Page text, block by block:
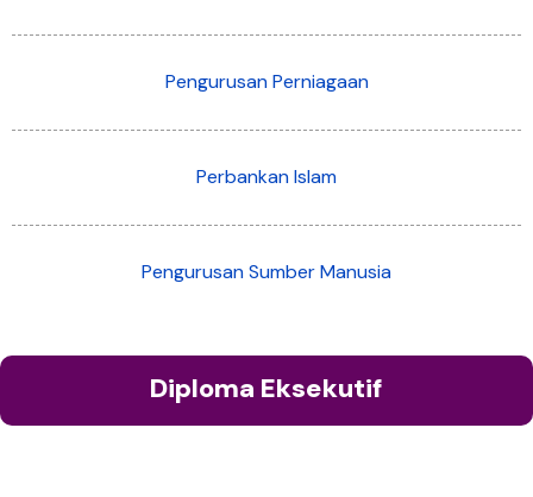
Pengurusan Perniagaan
Perbankan Islam
Pengurusan Sumber Manusia
Diploma Eksekutif